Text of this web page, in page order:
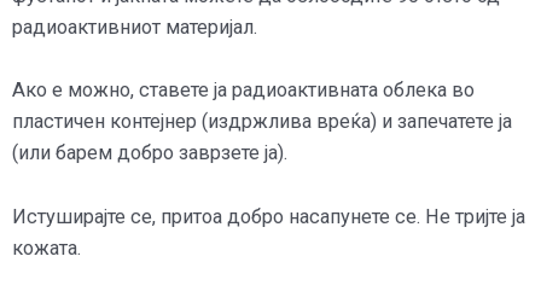
радиоактивниот материјал.
Ако е можно, ставете ја радиоактивната облека во
пластичен контејнер (издржлива вреќа) и запечатете ја
(или барем добро заврзете ја).
Истуширајте се, притоа добро насапунете се. Не тријте ја
кожата.